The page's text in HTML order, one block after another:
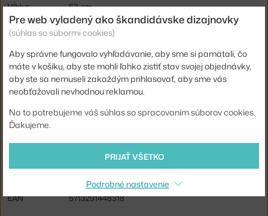
Hĺbka:
53 cm
Šírka:
47,5 cm
Farba:
čierna, tmavo šedá
Materiál:
drevené vlákna, oceľ, plast
Sedák:
Podnož:
kov, otočná
Pracovná stolička
MUU-FISIDSWURB100511
EAN
5713291448318
Pre web vyladený ako škandidávske dizajnovky
(súhlas so súbormi cookies)
Aby správne fungovalo vyhľadávanie, aby sme si pamätali, čo
máte v košíku, aby ste mohli ľahko zistiť stav svojej objednávky,
aby ste sa nemuseli zakaždým prihlasovať, aby sme vás
neobťažovali nevhodnou reklamou.
Na to potrebujeme váš súhlas so spracovaním súborov cookies.
Ďakujeme.
PRIJAŤ VŠETKO
Podrobné nastavenie